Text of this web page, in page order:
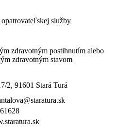
opatrovateľskej služby
zdravotným postihnutím alebo
zdravotným stavom
2, 91601 Stará Turá